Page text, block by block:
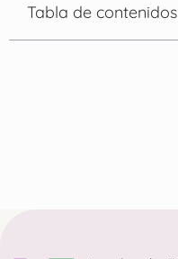
Tabla de contenidos